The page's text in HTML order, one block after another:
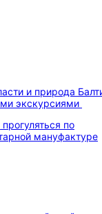
и природа
экскурсиями
по
мануфактуре